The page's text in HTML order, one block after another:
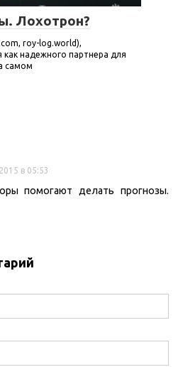
Лохотрон?
roy-log.world),
надежного партнера для
самом
в 05:53
помогают делать прогнозы.